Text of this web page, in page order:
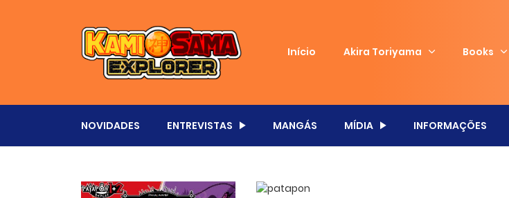
Início Akira Toriyama Books
NOVIDADES ENTREVISTAS MANGÁS MÍDIA INFORMAÇÕES